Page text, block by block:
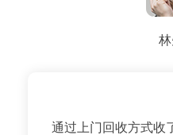
通过上门回收方式收